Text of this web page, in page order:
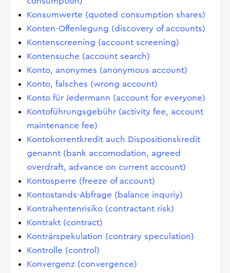
Konsumwerte (quoted consumption shares)
Konten-Offenlegung (discovery of accounts)
Kontenscreening (account screening)
Kontensuche (account search)
Konto, anonymes (anonymous account)
Konto, falsches (wrong account)
Konto für Jedermann (account for everyone)
Kontoführungsgebühr (activity fee, account
maintenance fee)
Kontokorrentkredit auch Dispositionskredit
genannt (bank accomodation, agreed
overdraft, advance on current account)
Kontosperre (freeze of account)
Kontostands-Abfrage (balance inquriy)
Kontrahentenrisiko (contractant risk)
Kontrakt (contract)
Konträrspekulation (contrary speculation)
Kontrolle (control)
Konvergenz (convergence)